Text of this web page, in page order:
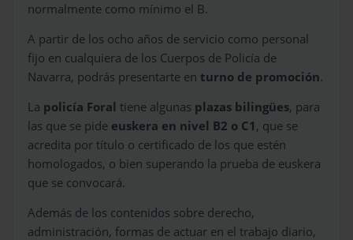
normalmente como mínimo el B.
A partir de los ocho años de servicio como personal
fijo en cualquiera de los Cuerpos de Policía de
Navarra, podrás presentarte en turno de promoción.
La policía Foral tiene algunas plazas bilingües, para
las que se pide euskera en nivel B2 o C1 , que se
acredita por título o certificado de los que estén
homologados, o bien superando la prueba de euskera
que se convocará.
Además de los contenidos sobre derecho,
administración, formas de actuar en el trabajo diario,